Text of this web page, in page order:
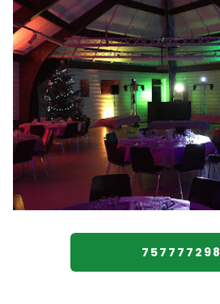
757777298